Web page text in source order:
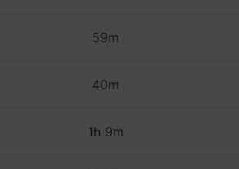
59m
40m
1h 9m